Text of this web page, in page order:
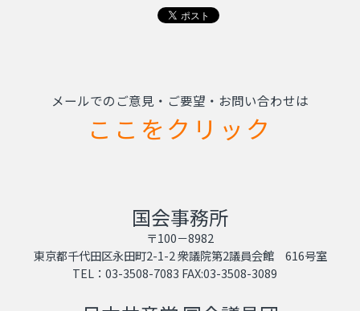
メールでのご意見・ご要望・お問い合わせは
ここをクリック
国会事務所
〒100－8982
東京都千代田区永田町2-1-2 衆議院第2議員会館 616号室
TEL：03-3508-7083 FAX:03-3508-3089